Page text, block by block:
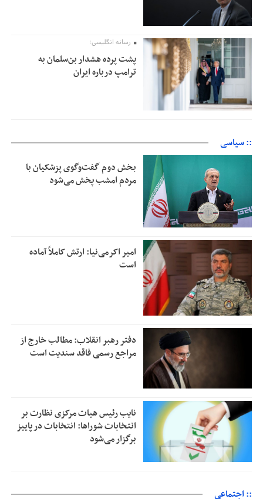
رسانه انگلیسی؛
پشت پرده هشدار بن‌سلمان به
ترامپ درباره ایران
:: سیاسی
بخش دوم گفت‌وگوی پزشکیان با
مردم امشب پخش می‌شود
امیر اکرمی‌نیا: ارتش کاملاً آماده
است
دفتر رهبر انقلاب: مطالب خارج از
مراجع رسمی فاقد سندیت است
نایب رئیس هیات مرکزی نظارت بر
انتخابات شوراها: انتخابات در پاییز
برگزار می‌شود
:: اجتماعی